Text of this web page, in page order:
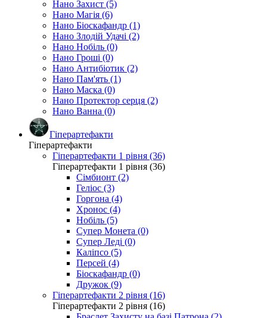
Нано Захист (5)
Нано Магія (6)
Нано Біоскафандр (1)
Нано Злодій Удачі (2)
Нано Нобіль (0)
Нано Гроші (0)
Нано Антибіотик (2)
Нано Пам'ять (1)
Нано Маска (0)
Нано Протектор серця (2)
Нано Ванна (0)
Гіперартефакти
Гіперартефакти
Гіперартефакти 1 рівня (36)
Гіперартефакти 1 рівня (36)
Сімбионт (2)
Геліос (3)
Горгона (4)
Хронос (4)
Нобіль (5)
Супер Монета (0)
Супер Леді (0)
Каліпсо (5)
Персей (4)
Біоскафандр (0)
Дружок (9)
Гіперартефакти 2 рівня (16)
Гіперартефакти 2 рівня (16)